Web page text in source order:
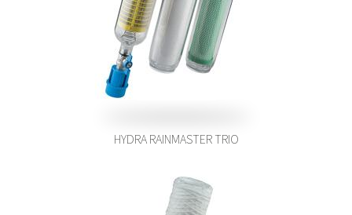
HYDRA RAINMASTER TRIO